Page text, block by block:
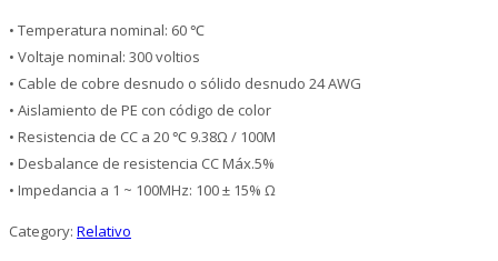
• Temperatura nominal: 60 ℃
• Voltaje nominal: 300 voltios
• Cable de cobre desnudo o sólido desnudo 24 AWG
• Aislamiento de PE con código de color
• Resistencia de CC a 20 ℃ 9.38Ω / 100M
• Desbalance de resistencia CC Máx.5%
• Impedancia a 1 ~ 100MHz: 100 ± 15% Ω
Category: Relativo